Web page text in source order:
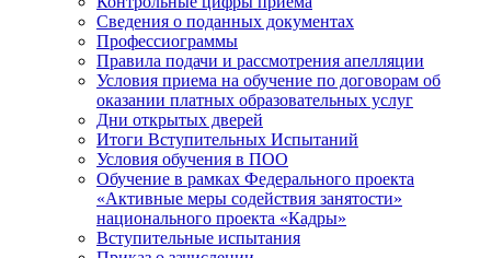
Сведения о поданных документах
Профессиограммы
Правила подачи и рассмотрения апелляции
Условия приема на обучение по договорам об
оказании платных образовательных услуг
Дни открытых дверей
Итоги Вступительных Испытаний
Условия обучения в ПОО
Обучение в рамках Федерального проекта
«Активные меры содействия занятости»
национального проекта «Кадры»
Вступительные испытания